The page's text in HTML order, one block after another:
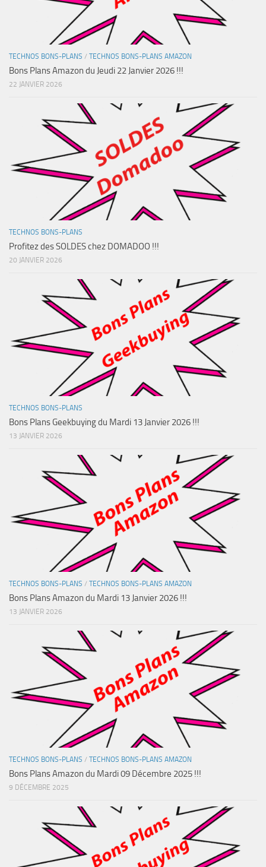
TECHNOS BONS-PLANS / TECHNOS BONS-PLANS AMAZON
Bons Plans Amazon du Jeudi 22 Janvier 2026 !!!
22 JANVIER 2026
TECHNOS BONS-PLANS
Profitez des SOLDES chez DOMADOO !!!
20 JANVIER 2026
TECHNOS BONS-PLANS
Bons Plans Geekbuying du Mardi 13 Janvier 2026 !!!
13 JANVIER 2026
TECHNOS BONS-PLANS / TECHNOS BONS-PLANS AMAZON
Bons Plans Amazon du Mardi 13 Janvier 2026 !!!
13 JANVIER 2026
TECHNOS BONS-PLANS / TECHNOS BONS-PLANS AMAZON
Bons Plans Amazon du Mardi 09 Décembre 2025 !!!
9 DÉCEMBRE 2025